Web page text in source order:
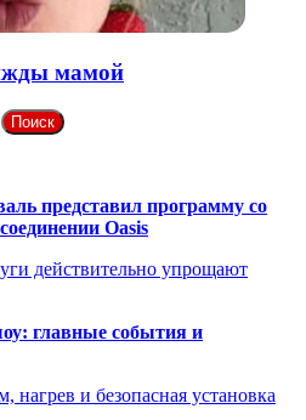
мамой
представил программу со
Oasis
действительно упрощают
главные события и
нагрев и безопасная установка